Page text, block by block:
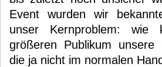
Event wurden wir
unser Kernproblem: wie
größeren Publikum unsere
die ja nicht im normalen